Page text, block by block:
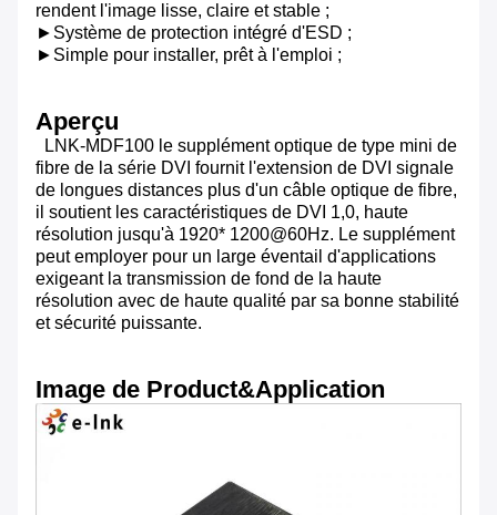
rendent l'image lisse, claire et stable ;
►Système de protection intégré d'ESD ;
►Simple pour installer, prêt à l'emploi ;
Aperçu
LNK-MDF100 le supplément optique de type mini de
fibre de la série DVI fournit l'extension de DVI signale
de longues distances plus d'un câble optique de fibre,
il soutient les caractéristiques de DVI 1,0, haute
résolution jusqu'à 1920* 1200@60Hz. Le supplément
peut employer pour un large éventail d'applications
exigeant la transmission de fond de la haute
résolution avec de haute qualité par sa bonne stabilité
et sécurité puissante.
Image de Product&Application